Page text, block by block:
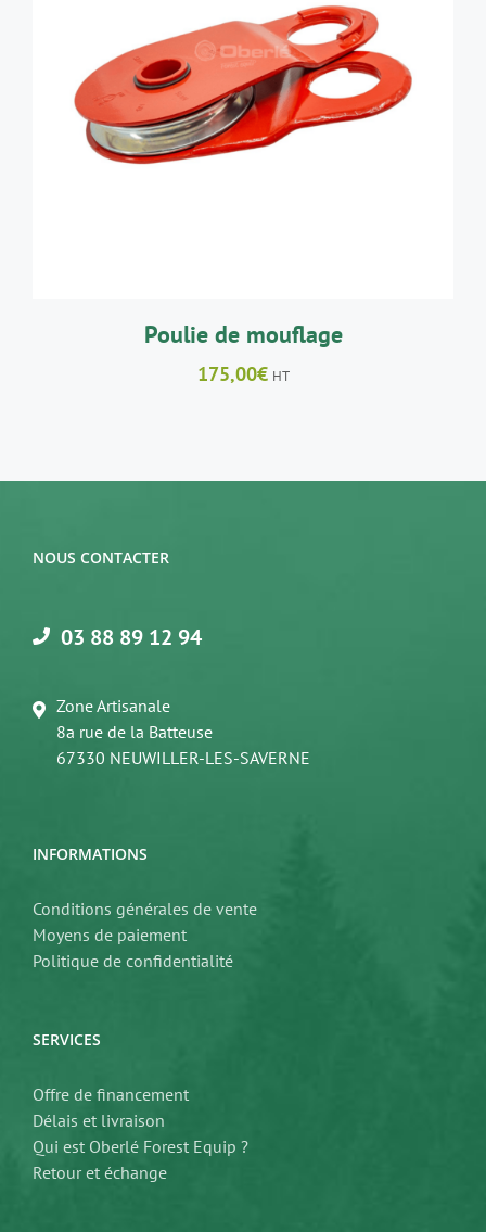
AJOUTER AU PANIER / DÉTAILS
Poulie de mouflage
175,00€ HT
NOUS CONTACTER
03 88 89 12 94
Zone Artisanale
8a rue de la Batteuse
67330 NEUWILLER-LES-SAVERNE
INFORMATIONS
Conditions générales de vente
Moyens de paiement
Politique de confidentialité
SERVICES
Offre de financement
Délais et livraison
Qui est Oberlé Forest Equip ?
Retour et échange